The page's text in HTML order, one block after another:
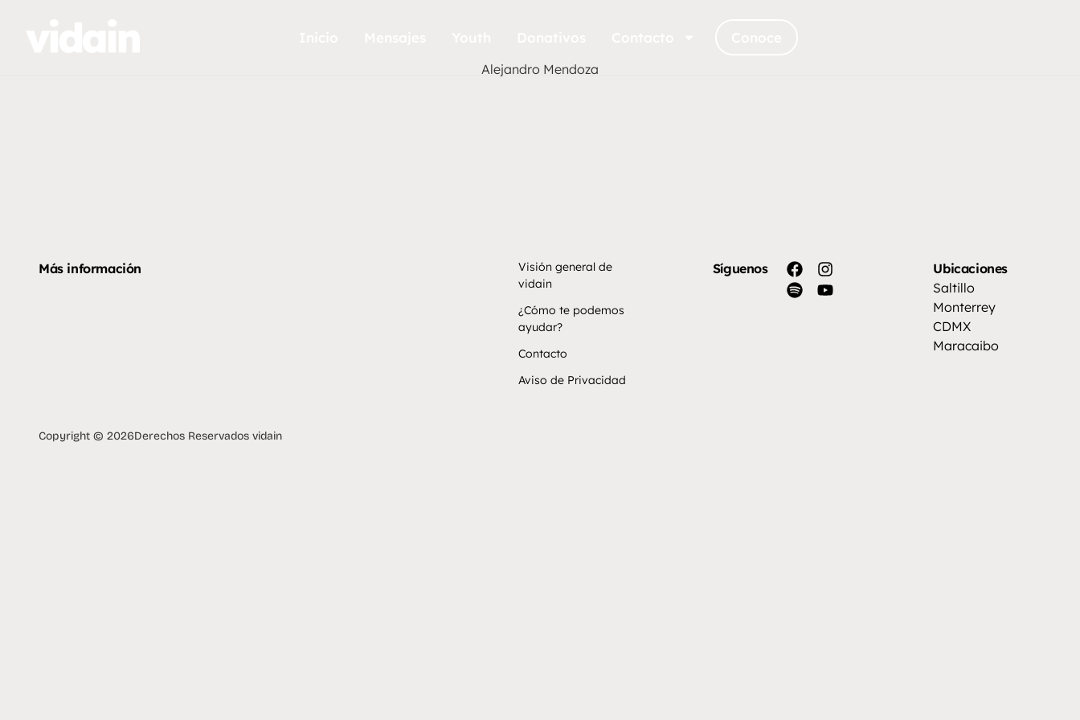
Alejandro Mendoza
Más información
Visión general de
vidain
¿Cómo te podemos
ayudar?
Contacto
Aviso de Privacidad
Síguenos
Ubicaciones
Saltillo
Monterrey
CDMX
Maracaibo
Copyright © 2026Derechos Reservados vidain